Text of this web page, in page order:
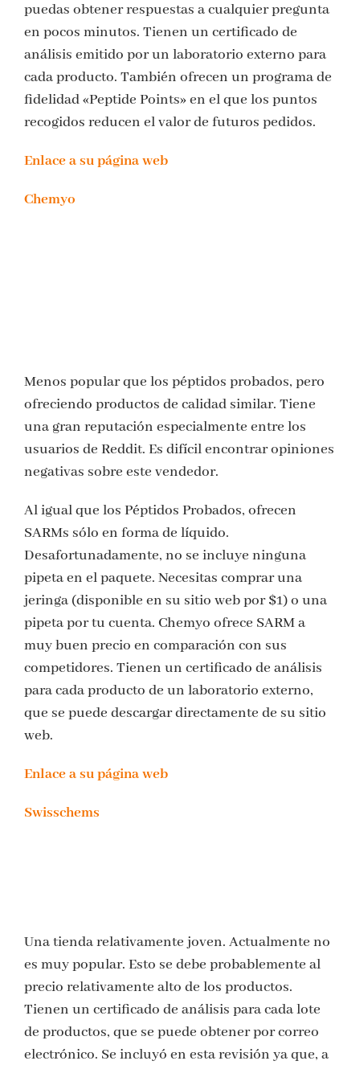
puedas obtener respuestas a cualquier pregunta
en pocos minutos. Tienen un certificado de
análisis emitido por un laboratorio externo para
cada producto. También ofrecen un programa de
fidelidad «Peptide Points» en el que los puntos
recogidos reducen el valor de futuros pedidos.
Enlace a su página web
Chemyo
Menos popular que los péptidos probados, pero
ofreciendo productos de calidad similar. Tiene
una gran reputación especialmente entre los
usuarios de Reddit. Es difícil encontrar opiniones
negativas sobre este vendedor.
Al igual que los Péptidos Probados, ofrecen
SARMs sólo en forma de líquido.
Desafortunadamente, no se incluye ninguna
pipeta en el paquete. Necesitas comprar una
jeringa (disponible en su sitio web por $1) o una
pipeta por tu cuenta. Chemyo ofrece SARM a
muy buen precio en comparación con sus
competidores. Tienen un certificado de análisis
para cada producto de un laboratorio externo,
que se puede descargar directamente de su sitio
web.
Enlace a su página web
Swisschems
Una tienda relativamente joven. Actualmente no
es muy popular. Esto se debe probablemente al
precio relativamente alto de los productos.
Tienen un certificado de análisis para cada lote
de productos, que se puede obtener por correo
electrónico. Se incluyó en esta revisión ya que, a